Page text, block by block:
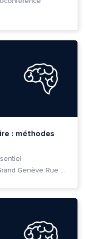
: méthodes
Cité des Métiers du Grand Genève Rue Prévost-Martin 6 1205 Genève